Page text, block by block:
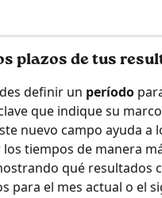
plazos de tus
definir un período
que indique su
nuevo campo ayuda a
tiempos de manera
qué resultados
para el mes actual o el